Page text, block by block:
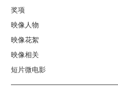
奖项
映像人物
映像花絮
映像相关
短片微电影